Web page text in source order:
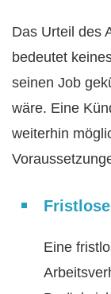
Das Urteil des
bedeutet
seinen Job
wäre. Eine
weiterhin
Eine